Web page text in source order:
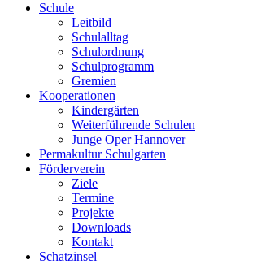
Schule
Leitbild
Schulalltag
Schulordnung
Schulprogramm
Gremien
Kooperationen
Kindergärten
Weiterführende Schulen
Junge Oper Hannover
Permakultur Schulgarten
Förderverein
Ziele
Termine
Projekte
Downloads
Kontakt
Schatzinsel